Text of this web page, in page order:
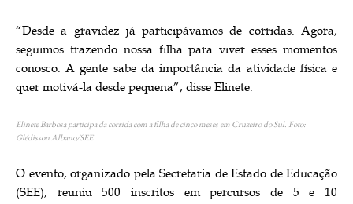
“Desde a gravidez já participávamos de corridas. Agora,
seguimos trazendo nossa filha para viver esses momentos
conosco. A gente sabe da importância da atividade física e
quer motivá-la desde pequena”, disse Elinete.
Elinete Barbosa participa da corrida com a filha de cinco meses em Cruzeiro do Sul. Foto:
Glédisson Albano/SEE
O evento, organizado pela Secretaria de Estado de Educação
(SEE), reuniu 500 inscritos em percursos de 5 e 10